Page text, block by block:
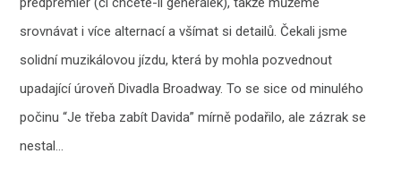
srovnávat i více alternací a všímat si detailů. Čekali jsme
solidní muzikálovou jízdu, která by mohla pozvednout
upadající úroveň Divadla Broadway. To se sice od minulého
počinu “Je třeba zabít Davida” mírně podařilo, ale zázrak se
nestal…